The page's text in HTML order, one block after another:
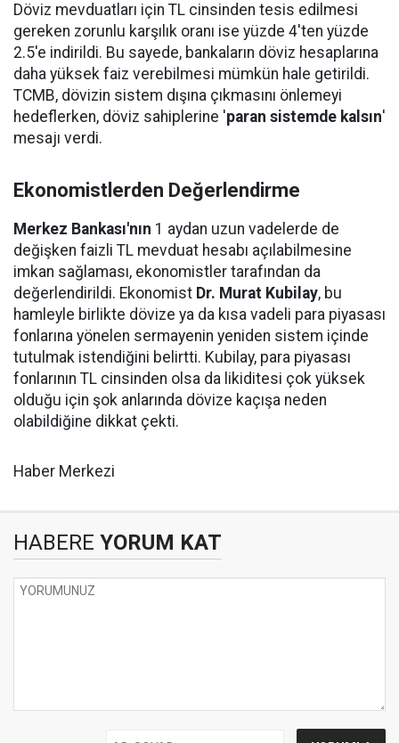
Döviz mevduatları için TL cinsinden tesis edilmesi
gereken zorunlu karşılık oranı ise yüzde 4'ten yüzde
2.5'e indirildi. Bu sayede, bankaların döviz hesaplarına
daha yüksek faiz verebilmesi mümkün hale getirildi.
TCMB, dövizin sistem dışına çıkmasını önlemeyi
hedeflerken, döviz sahiplerine 'paran sistemde kalsın'
mesajı verdi.
Ekonomistlerden Değerlendirme
Merkez Bankası'nın 1 aydan uzun vadelerde de
değişken faizli TL mevduat hesabı açılabilmesine
imkan sağlaması, ekonomistler tarafından da
değerlendirildi. Ekonomist Dr. Murat Kubilay, bu
hamleyle birlikte dövize ya da kısa vadeli para piyasası
fonlarına yönelen sermayenin yeniden sistem içinde
tutulmak istendiğini belirtti. Kubilay, para piyasası
fonlarının TL cinsinden olsa da likiditesi çok yüksek
olduğu için şok anlarında dövize kaçışa neden
olabildiğine dikkat çekti.
Haber Merkezi
HABERE YORUM KAT